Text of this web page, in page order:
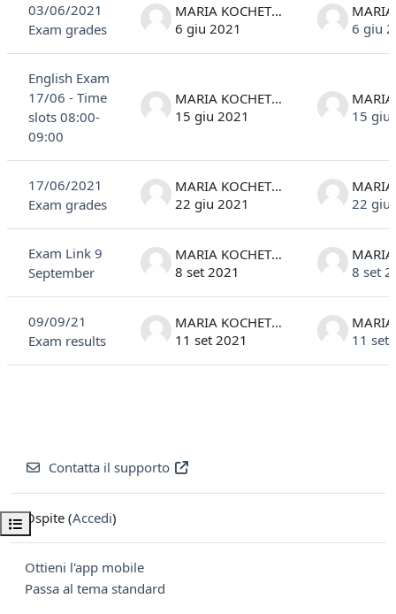
Apri indice del corso
03/06/2021
Exam grades
MARIA KOCHETKOVA
6 giu 2021
6 giu
English Exam
17/06 - Time
slots 08:00-
09:00
MARIA KOCHETKOVA
15 giu 2021
15 giu
17/06/2021
Exam grades
MARIA KOCHETKOVA
22 giu 2021
22 giu
Exam Link 9
September
MARIA KOCHETKOVA
8 set 2021
8 set
09/09/21
Exam results
MARIA KOCHETKOVA
11 set 2021
11 set
Contatta il supporto
Ospite (Accedi)
Ottieni l'app mobile
Passa al tema standard